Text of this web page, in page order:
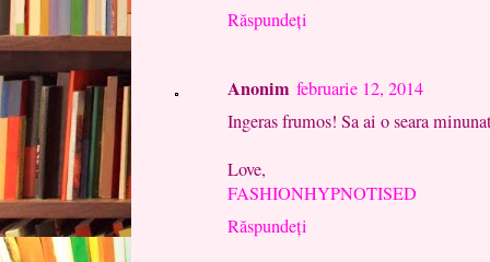
Răspundeți
Anonim februarie 12, 2014
Ingeras frumos! Sa ai o seara
Love,
FASHIONHYPNOTISED
Răspundeți